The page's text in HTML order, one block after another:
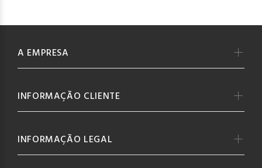
A EMPRESA
INFORMAÇÃO CLIENTE
INFORMAÇÃO LEGAL